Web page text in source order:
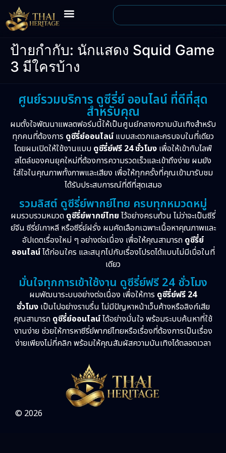
ป้ายกำกับ: นักแสดง Squid Game
3 มีใครบ้าง
ศูนย์รวมบริการ ดูซีรี่ย์ ออนไลน์ ที่ดีที่สุด
สำหรับคุณ
ผมตั้งใจพัฒนาแพลตฟอร์มนี้ให้เป็นศูนย์กลางความบันเทิงสำหรับ
ทุกคนที่ต้องการ ดูซีรี่ย์ออนไลน์ แบบสะดวกและครบจบในที่เดียว
โดยผมเปิดให้ใช้งานแบบ ดูซีรี่ย์ฟรี 24 ชั่วโมง เพื่อให้เข้ากับไลฟ์
สไตล์ของคนยุคใหม่ที่ต้องการความรวดเร็วและเข้าถึงง่าย ผมยัง
ใส่ใจในคุณภาพทั้งภาพและเสียง เพื่อให้ทุกครั้งที่คุณเข้ามารับชม
ได้รับประสบการณ์ที่ดีที่สุดเสมอ
รวมลิสต์ ดูซีรี่ย์พากย์ไทย ครบทุกหมวดหมู่
ผมรวบรวมหมวด ดูซีรี่ย์พากย์ไทย ไว้อย่างครบถ้วน ไม่ว่าจะเป็นซีรี่
ย์จีน ซีรี่ย์เกาหลี หรือซีรี่ย์ฝรั่ง ผมคัดเลือกเฉพาะเนื้อหาคุณภาพและ
อัปเดตเรื่องใหม่ ๆ อย่างต่อเนื่อง เพื่อให้คุณสามารถ ดูซีรี่ย์
ออนไลน์ได้ก่อนใคร และสนุกไปกับเรื่องโปรดได้แบบไม่มีเบื่อในที่
เดียว
มั่นใจทุกการเข้าใช้งาน ดูซีรี่ย์ฟรี 24 ชั่วโมง
ผมพัฒนาระบบอย่างต่อเนื่อง เพื่อให้การ ดูซีรี่ย์ฟรี 24
ชั่วโมงเป็นไปอย่างราบรื่น ไม่มีปัญหาหน้าเว็บค้างหรือลิงก์เสีย
คุณสามารถ ดูซีรี่ย์ออนไลน์ได้อย่างมั่นใจ พร้อมระบบค้นหาที่ใช้
งานง่าย ช่วยให้การหาซีรี่ย์พากย์ไทยหรือเรื่องที่ต้องการเป็นเรื่อง
ง่ายเพียงไม่กี่คลิก พร้อมให้คุณสัมผัสความบันเทิงได้ตลอดเวลา
© 2026